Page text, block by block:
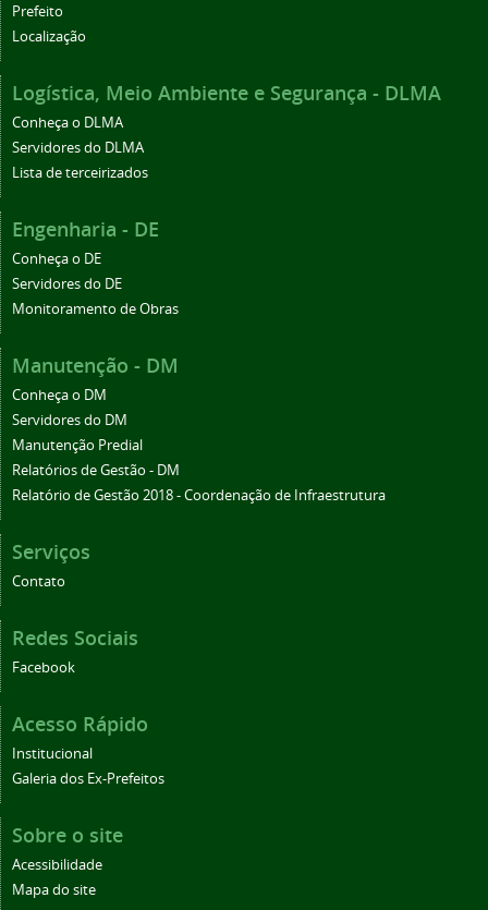
Prefeito
Localização
Logística, Meio Ambiente e Segurança - DLMA
Conheça o DLMA
Servidores do DLMA
Lista de terceirizados
Engenharia - DE
Conheça o DE
Servidores do DE
Monitoramento de Obras
Manutenção - DM
Conheça o DM
Servidores do DM
Manutenção Predial
Relatórios de Gestão - DM
Relatório de Gestão 2018 - Coordenação de Infraestrutura
Serviços
Contato
Redes Sociais
Facebook
Acesso Rápido
Institucional
Galeria dos Ex-Prefeitos
Sobre o site
Acessibilidade
Mapa do site